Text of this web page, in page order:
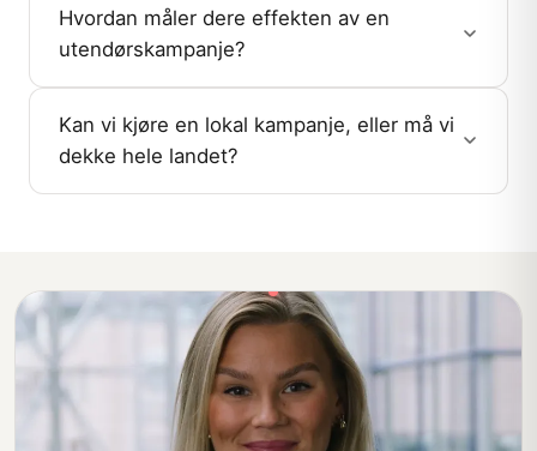
Hvordan måler dere effekten av en
utendørskampanje?
Kan vi kjøre en lokal kampanje, eller må vi
dekke hele landet?